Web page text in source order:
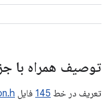
توصیف همراه با
تعریف در خط 145 فایل